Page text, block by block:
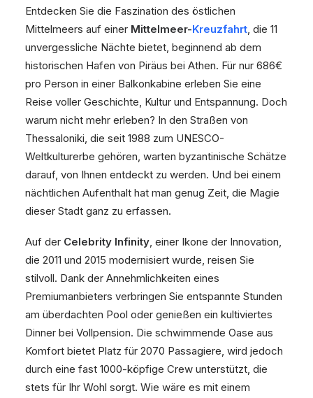
Entdecken Sie die Faszination des östlichen
Mittelmeers auf einer Mittelmeer-Kreuzfahrt, die 11
unvergessliche Nächte bietet, beginnend ab dem
historischen Hafen von Piräus bei Athen. Für nur 686€
pro Person in einer Balkonkabine erleben Sie eine
Reise voller Geschichte, Kultur und Entspannung. Doch
warum nicht mehr erleben? In den Straßen von
Thessaloniki, die seit 1988 zum UNESCO-
Weltkulturerbe gehören, warten byzantinische Schätze
darauf, von Ihnen entdeckt zu werden. Und bei einem
nächtlichen Aufenthalt hat man genug Zeit, die Magie
dieser Stadt ganz zu erfassen.
Auf der Celebrity Infinity, einer Ikone der Innovation,
die 2011 und 2015 modernisiert wurde, reisen Sie
stilvoll. Dank der Annehmlichkeiten eines
Premiumanbieters verbringen Sie entspannte Stunden
am überdachten Pool oder genießen ein kultiviertes
Dinner bei Vollpension. Die schwimmende Oase aus
Komfort bietet Platz für 2070 Passagiere, wird jedoch
durch eine fast 1000-köpfige Crew unterstützt, die
stets für Ihr Wohl sorgt. Wie wäre es mit einem